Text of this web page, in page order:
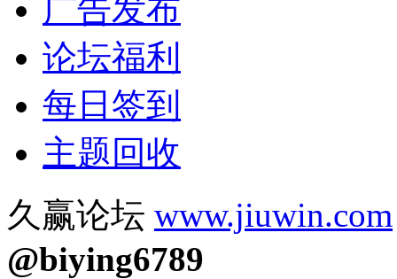
广告发布
论坛福利
每日签到
主题回收
久赢论坛 www.jiuwin.com
@biying6789